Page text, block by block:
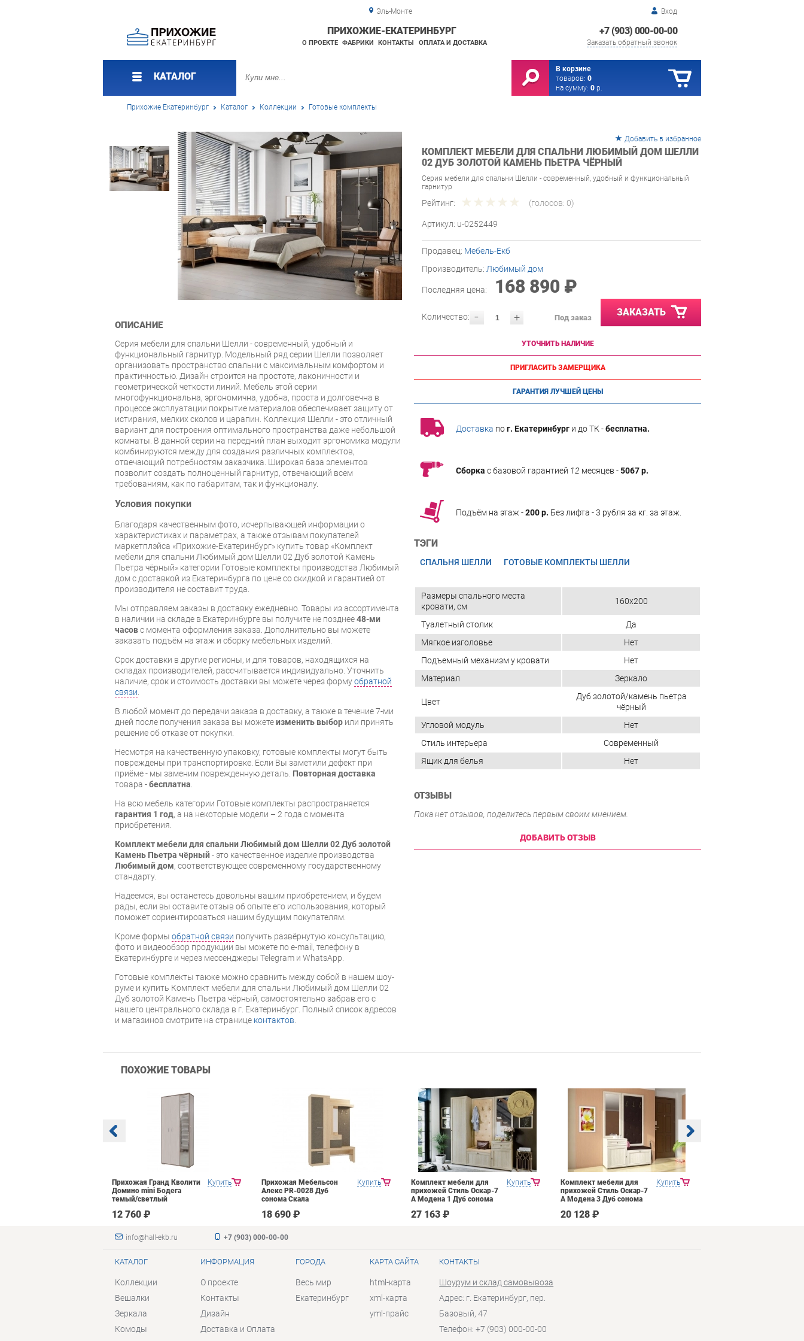
Эль-Монте Вход
+7 (903) 000-00-00
Заказать обратный звонок
ПРИХОЖИЕ-ЕКАТЕРИНБУРГ
О ПРОЕКТЕ ФАБРИКИ КОНТАКТЫ ОПЛАТА И ДОСТАВКА
КАТАЛОГ
В корзине
товаров: 0
на сумму: 0 р.
Прихожие Екатеринбург Каталог Коллекции Готовые комплекты
Добавить в избранное
КОМПЛЕКТ МЕБЕЛИ ДЛЯ СПАЛЬНИ ЛЮБИМЫЙ ДОМ ШЕЛЛИ
02 ДУБ ЗОЛОТОЙ КАМЕНЬ ПЬЕТРА ЧЁРНЫЙ
Серия мебели для спальни Шелли - современный, удобный и функциональный
гарнитур
Рейтинг: (голосов: 0)
Артикул: u-0252449
Продавец: Мебель-Екб
Производитель: Любимый дом
Последняя цена: 168 890 ₽
- +
Количество: Под заказ ЗАКАЗАТЬ
УТОЧНИТЬ НАЛИЧИЕ
ПРИГЛАСИТЬ ЗАМЕРЩИКА
ГАРАНТИЯ ЛУЧШЕЙ ЦЕНЫ
Доставка пог. Екатеринбург и до ТК -бесплатна.
Сборка с базовой гарантией 12 месяцев -5067 р.
Подъём на этаж -200 р. Без лифта - 3 рубля за кг. за этаж.
ТЭГИ
СПАЛЬНЯ ШЕЛЛИ ГОТОВЫЕ КОМПЛЕКТЫ ШЕЛЛИ
ОПИСАНИЕ
Серия мебели для спальни Шелли - современный, удобный и
функциональный гарнитур. Модельный ряд серии Шелли позволяет
организовать пространство спальни с максимальным комфортом и
практичностью. Дизайн строится на простоте, лаконичности и
геометрической четкости линий. Мебель этой серии
многофункциональна, эргономична, удобна, проста и долговечна в
процессе эксплуатации покрытие материалов обеспечивает защиту от
истирания, мелких сколов и царапин. Коллекция Шелли - это отличный
вариант для построения оптимального пространства даже небольшой
комнаты. В данной серии на передний план выходит эргономика модули
комбинируются между для создания различных комплектов,
отвечающий потребностям заказчика. Широкая база элементов
позволит создать полноценный гарнитур, отвечающий всем
требованиям, как по габаритам, так и функционалу.
Условия покупки
Благодаря качественным фото, исчерпывающей информации о
характеристиках и параметрах, а также отзывам покупателей
маркетплэйса «Прихожие-Екатеринбург» купить товар «Комплект
мебели для спальни Любимый дом Шелли 02 Дуб золотой Камень
Пьетра чёрный» категории Готовые комплекты производства Любимый
дом с доставкой из Екатеринбурга по цене со скидкой и гарантией от
производителя не составит труда.
Мы отправляем заказы в доставку ежедневно. Товары из ассортимента
в наличии на складе в Екатеринбурге вы получите не позднее48-ми
часовс момента оформления заказа. Дополнительно вы можете
заказать подъём на этаж и сборку мебельных изделий.
Срок доставки в другие регионы, и для товаров, находящихся на
складах производителей, рассчитывается индивидуально. Уточнить
наличие, срок и стоимость доставки вы можете через формуобратной
связи.
В любой момент до передачи заказа в доставку, а также в течение 7-ми
дней после получения заказа вы можетеизменить выбор или принять
решение об отказе от покупки.
Несмотря на качественную упаковку, готовые комплекты могут быть
повреждены при транспортировке. Если Вы заметили дефект при
приёме - мы заменим поврежденную деталь. Повторная доставка
товара -бесплатна.
На всю мебель категории Готовые комплекты распространяется
гарантия 1 год, а на некоторые модели – 2 года с момента
приобретения.
Комплект мебели для спальни Любимый дом Шелли 02 Дуб золотой
Камень Пьетра чёрный- это качественное изделие производства
Любимый дом, соответствующее современному государственному
стандарту.
Надеемся, вы останетесь довольны вашим приобретением, и будем
рады, если вы оставите отзыв об опыте его использования, который
поможет сориентироваться нашим будущим покупателям.
Кроме формы обратной связи получить развёрнутую консультацию,
фото и видеообзор продукции вы можете по e-mail, телефону в
Екатеринбурге и через мессенджеры Telegram и WhatsApp.
Готовые комплекты также можно сравнить между собой в нашем шоу-
руме и купить Комплект мебели для спальни Любимый дом Шелли 02
Дуб золотой Камень Пьетра чёрный, самостоятельно забрав его с
нашего центрального склада в г. Екатеринбург. Полный список адресов
и магазинов смотрите на странице контактов.
Размеры спального места
кровати, см
160x200
Туалетный столик
Да
Мягкое изголовье
Нет
Подъемный механизм у кровати
Нет
Материал
Зеркало
Цвет
Дуб золотой/камень пьетра
чёрный
Угловой модуль
Нет
Стиль интерьера
Современный
Ящик для белья
Нет
ОТЗЫВЫ
Пока нет отзывов, поделитесь первым своим мнением.
ДОБАВИТЬ ОТЗЫВ
ПОХОЖИЕ ТОВАРЫ
Купить
Прихожая Гранд Кволити
Домино mini Бодега
темый/светлый
12 760 ₽
Купить
Прихожая Мебельсон
Алекс PR-0028 Дуб
сонома Скала
18 690 ₽
Купить
Комплект мебели для
прихожей Стиль Оскар-7
А Модена 1 Дуб сонома
27 163 ₽
Купить
Комплект мебели для
прихожей Стиль Оскар-7
А Модена 3 Дуб сонома
20 128 ₽
info@hall-ekb.ru +7 (903) 000-00-00
КАТАЛОГ
Коллекции
Вешалки
Зеркала
Комоды
ИНФОРМАЦИЯ
О проекте
Контакты
Дизайн
Доставка и Оплата
ГОРОДА
Весь мир
Екатеринбург
КАРТА САЙТА
html-карта
xml-карта
yml-прайс
КОНТАКТЫ
Шоурум и склад самовывоза
Адрес: г. Екатеринбург, пер.
Базовый, 47
Телефон: +7 (903) 000-00-00